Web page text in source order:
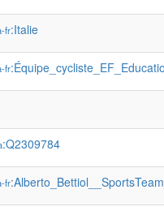
fr:Italie
fr
:Q2309784
fr